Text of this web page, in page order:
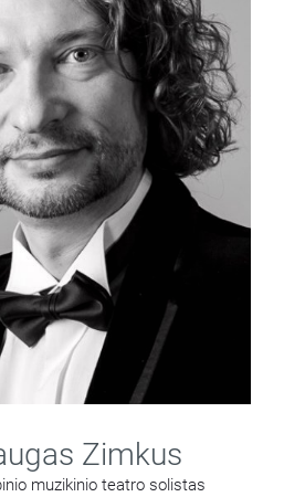
Zimkus
muzikinio teatro solistas